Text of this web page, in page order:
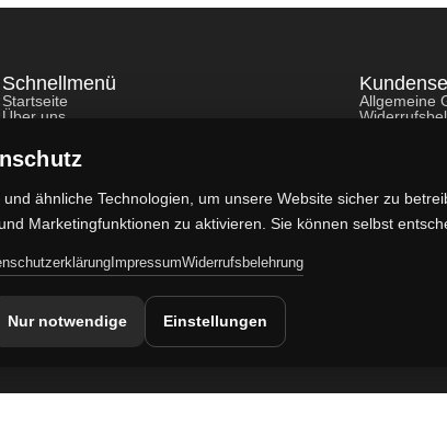
Schnellmenü
Startseite
Über uns
Konto
Shop
Allgemeine
ähnliche Technologien, um unsere Website sicher zu
Marketingfunktionen zu aktivieren. Sie können selbst
ImpressumWiderrufsbelehrung
Nur notwendige Einstellungen